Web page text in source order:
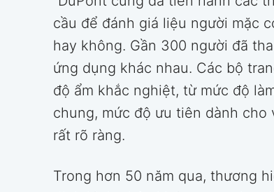
cầu để đánh giá liệu người mặc
hay không. Gần 300 người đã
ứng dụng khác nhau. Các bộ
độ ẩm khắc nghiệt, từ mức độ
chung, mức độ ưu tiên dành cho
rất rõ ràng.
Trong hơn 50 năm qua, thương